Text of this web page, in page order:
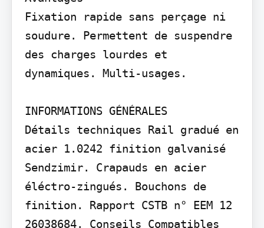
Fixation rapide sans perçage ni
soudure. Permettent de suspendre
des charges lourdes et
dynamiques. Multi-usages.
INFORMATIONS GÉNÉRALES
Détails techniques Rail gradué en
acier 1.0242 finition galvanisé
Sendzimir. Crapauds en acier
éléctro-zingués. Bouchons de
finition. Rapport CSTB n° EEM 12
26038684. Conseils Compatibles